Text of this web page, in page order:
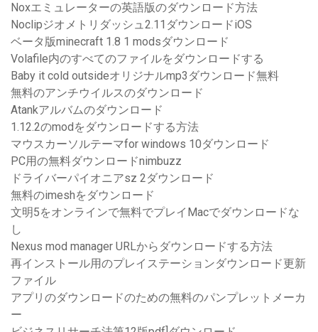
Noxエミュレーターの英語版のダウンロード方法
Noclipジオメトリダッシュ2.11ダウンロードiOS
ベータ版minecraft 1.8 1 modsダウンロード
Volafile内のすべてのファイルをダウンロードする
Baby it cold outsideオリジナルmp3ダウンロード無料
無料のアンチウイルスのダウンロード
Atankアルバムのダウンロード
1.12.2のmodをダウンロードする方法
マウスカーソルテーマfor windows 10ダウンロード
PC用の無料ダウンロードnimbuzz
ドライバーパイオニアsz 2ダウンロード
無料のimeshをダウンロード
文明5をオンラインで無料でプレイMacでダウンロードな
し
Nexus mod manager URLからダウンロードする方法
再インストール用のプレイステーションダウンロード更新
ファイル
アプリのダウンロードのための無料のパンプレットメーカ
ー